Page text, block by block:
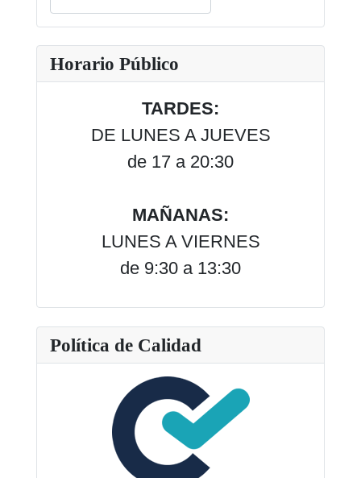
Type 2 or more characters for results.
Horario Público
TARDES:
DE LUNES A JUEVES
de 17 a 20:30
MAÑANAS:
LUNES A VIERNES
de 9:30 a 13:30
Política de Calidad